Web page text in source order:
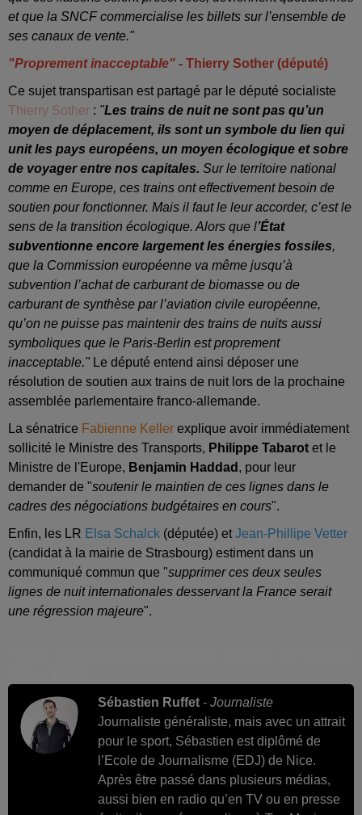
et que la SNCF commercialise les billets sur l’ensemble de
ses canaux de vente."
"Proprement inacceptable" - Thierry Sother (député)
Ce sujet transpartisan est partagé par le député socialiste
Thierry Sother : "Les trains de nuit ne sont pas qu’un
moyen de déplacement, ils sont un symbole du lien qui
unit les pays européens, un moyen écologique et sobre
de voyager entre nos capitales. Sur le territoire national
comme en Europe, ces trains ont effectivement besoin de
soutien pour fonctionner. Mais il faut le leur accorder, c’est le
sens de la transition écologique. Alors que l’État
subventionne encore largement les énergies fossiles,
que la Commission européenne va même jusqu’à
subvention l’achat de carburant de biomasse ou de
carburant de synthèse par l’aviation civile européenne,
qu’on ne puisse pas maintenir des trains de nuits aussi
symboliques que le Paris-Berlin est proprement
inacceptable." Le député entend ainsi déposer une
résolution de soutien aux trains de nuit lors de la prochaine
assemblée parlementaire franco-allemande.
La sénatrice Fabienne Keller explique avoir immédiatement
sollicité le Ministre des Transports, Philippe Tabarot et le
Ministre de l'Europe, Benjamin Haddad , pour leur
demander de "soutenir le maintien de ces lignes dans le
cadres des négociations budgétaires en cours".
Enfin, les LR Elsa Schalck (députée) etJean-Phillipe Vetter
(candidat à la mairie de Strasbourg) estiment dans un
communiqué commun que "supprimer ces deux seules
lignes de nuit internationales desservant la France serait
une régression majeure".
Sébastien Ruffet - Journaliste
Journaliste généraliste, mais avec un attrait
pour le sport, Sébastien est diplômé de
l’Ecole de Journalisme (EDJ) de Nice.
Après être passé dans plusieurs médias,
aussi bien en radio qu’en TV ou en presse